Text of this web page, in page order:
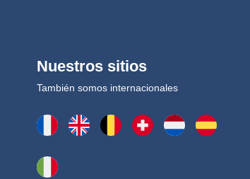
Nuestros sitios
También somos internacionales